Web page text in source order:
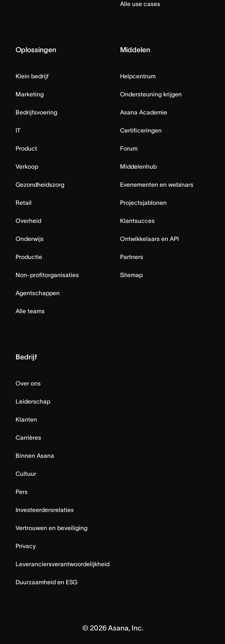
Alle use cases
Oplossingen
Klein bedrijf
Marketing
Bedrijfsvoering
IT
Product
Verkoop
Gezondheidszorg
Retail
Overheid
Onderwijs
Productie
Non-profitorganisaties
Agentschappen
Alle teams
Middelen
Helpcentrum
Ondersteuning krijgen
Asana Academie
Certificeringen
Forum
Middelenhub
Evenementen en webinars
Projectsjablonen
Klantsucces
Ontwikkelaars en API
Partners
Sitemap
Bedrijf
Over ons
Leiderschap
Klanten
Carrières
Binnen Asana
Cultuur
Pers
Investeerdersrelaties
Vertrouwen en beveiliging
Privacy
Leveranciersverantwoordelijkheid
Duurzaamheid en ESG
©2026Asana, Inc.